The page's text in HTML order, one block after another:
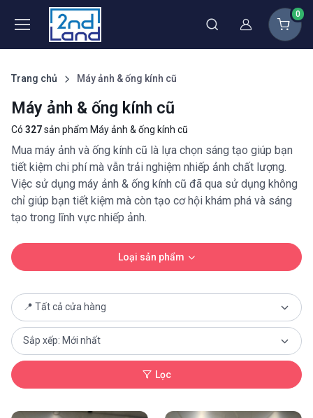
Thành viên
0
Trang chủ Máy ảnh & ống kính cũ
Máy ảnh & ống kính cũ
Có 327sản phẩm Máy ảnh & ống kính cũ
Mua máy ảnh và ống kính cũ là lựa chọn sáng tạo giúp bạn
tiết kiệm chi phí mà vẫn trải nghiệm nhiếp ảnh chất lượng.
Việc sử dụng máy ảnh & ống kính cũ đã qua sử dụng không
chỉ giúp bạn tiết kiệm mà còn tạo cơ hội khám phá và sáng
tạo trong lĩnh vực nhiếp ảnh.
Loại sản phẩm
Lọc